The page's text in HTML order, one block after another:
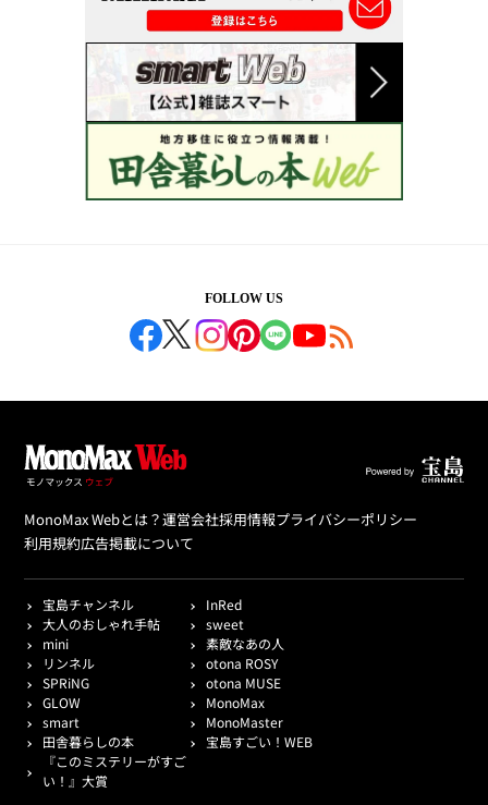
FOLLOW US
MonoMax Webとは？運営会社採用情報プライバシーポリシー
利用規約広告掲載について
宝島チャンネル
InRed
大人のおしゃれ手帖
sweet
mini
素敵なあの人
リンネル
otona ROSY
SPRiNG
otona MUSE
GLOW
MonoMax
smart
MonoMaster
田舎暮らしの本
宝島すごい！WEB
『このミステリーがすご
い！』大賞